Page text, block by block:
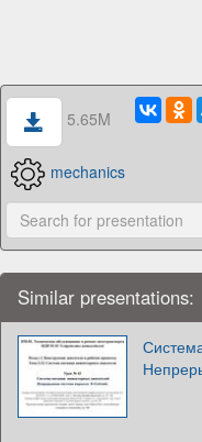
5.65M
mechanics
Similar presentations: